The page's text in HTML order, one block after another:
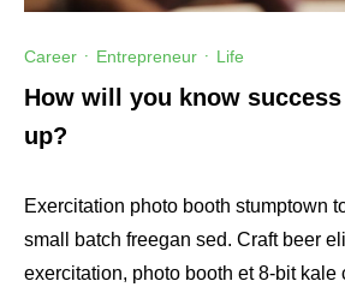
Career · Entrepreneur · Life
How will you know
up?
Exercitation photo booth stumptown
small batch freegan sed. Craft beer
exercitation, photo booth et 8-bit kale